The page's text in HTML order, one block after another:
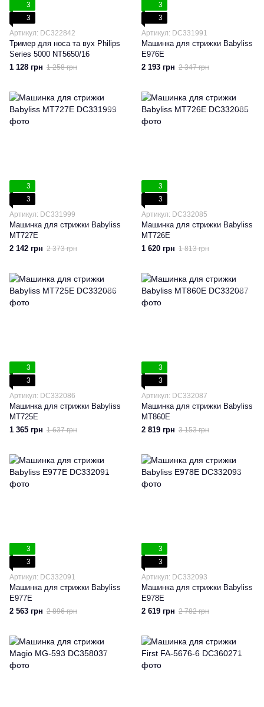
3
3
Артикул: DC322842
Тример для носа та вух Philips
Series 5000 NT5650/16
1 128 грн 1 258 грн
3
3
Артикул: DC331991
Машинка для стрижки Babyliss
E976E
2 193 грн 2 347 грн
3
3
Артикул: DC331999
Машинка для стрижки Babyliss
MT727E
2 142 грн 2 373 грн
3
3
Артикул: DC332085
Машинка для стрижки Babyliss
MT726E
1 620 грн 1 813 грн
3
3
Артикул: DC332086
Машинка для стрижки Babyliss
MT725E
1 365 грн 1 637 грн
3
3
Артикул: DC332087
Машинка для стрижки Babyliss
MT860E
2 819 грн 3 153 грн
3
3
Артикул: DC332091
Машинка для стрижки Babyliss
E977E
2 563 грн 2 896 грн
3
3
Артикул: DC332093
Машинка для стрижки Babyliss
E978E
2 619 грн 2 782 грн